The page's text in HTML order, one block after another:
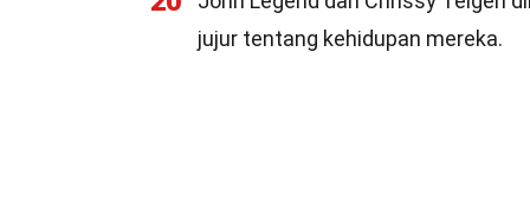
jujur tentang kehidupan mereka.